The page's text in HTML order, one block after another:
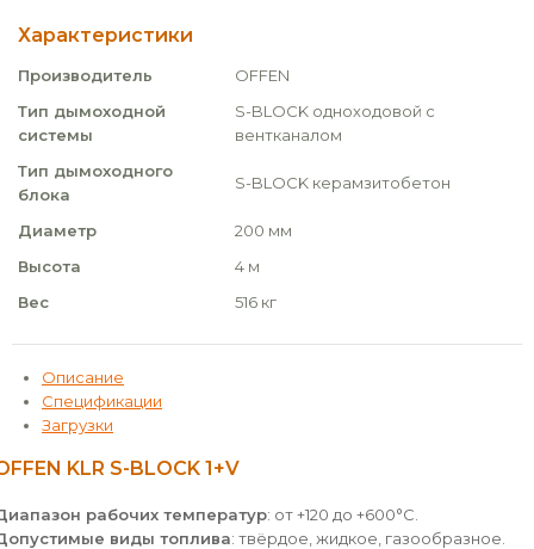
Характеристики
Производитель
OFFEN
Тип дымоходной
системы
S-BLOCK одноходовой с
вентканалом
Тип дымоходного
блока
S-BLOCK керамзитобетон
Диаметр
200 мм
Высота
4 м
Вес
516 кг
Описание
Спецификации
Загрузки
KLR S-BLOCK 1+V
рабочих температур: от +120 до +600°С.
виды топлива: твёрдое, жидкое, газообразное.